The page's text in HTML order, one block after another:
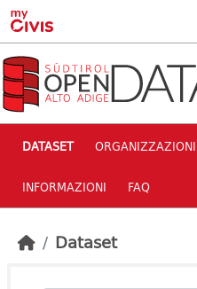
Skip to main content
DATASET ORGANIZZAZIONI
INFORMAZIONI FAQ
Dataset